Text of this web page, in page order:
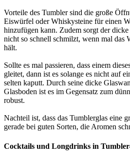
Vorteile des Tumbler sind die große
Eiswürfel oder Whiskysteine für einen
hinzufügen kann. Zudem sorgt der
nicht so schnell schmilzt, wenn mal das
hält.
Sollte es mal passieren, dass einem
gleitet, dann ist es solange es nicht auf
selten kaputt. Durch seine dicke
Glasboden ist es im Gegensatz zum
robust.
Nachteil ist, dass das Tumblerglas eine
gerade bei guten Sorten, die Aromen
Cocktails und Longdrinks in